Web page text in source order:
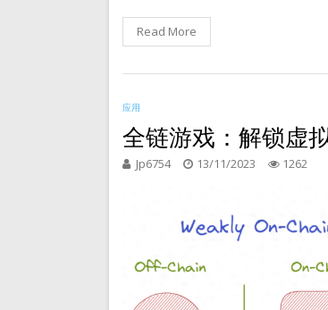
Read More
应用
全链游戏：解锁虚
Jp6754 13/11/2023 1262